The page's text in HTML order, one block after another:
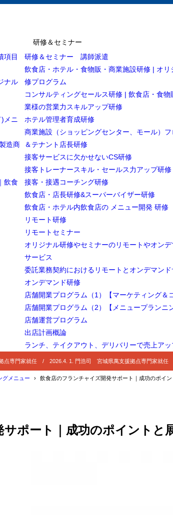
項目
ナル
メニ
造商
飲食
研修＆セミナー
研修＆セミナー 講師派遣
飲食店・ホテル・食物販・商業施設研修 | オリ
修プログラム
コンサルティングセールス研修 | 飲食店・食
業様の営業力スキルアップ研修
ホテル管理者育成研修
商業施設（ショッピングセンター、モール）
＆テナント店長研修
接客サービスに欠かせないCS研修
接客トレーナースキル・セールス力アップ研修
接客・接遇コーチング研修
飲食店・店長研修&スーパーバイザー研修
飲食店・ホテル内飲食店の メニュー開発 研修
リモート研修
リモートセミナー
オリジナル研修やセミナーのリモートやオン
サービス
委託業務契約におけるリモートとオンデマンド
オンデマンド研修
店舗開業プログラム（1）【マーケティング＆
店舗開業プログラム（2）【メニュープランニ
店舗運営プログラム
出店計画概論
ランチ、テイクアウト、デリバリーで売上アッ
拠点専門家就任 / 2026.4. 1. 門浩司 宮城県萬支援拠点専門家就
グメニュー 飲食店のフランチャイズ開発サポート｜成功のポイ
ポート｜成功のポイントと